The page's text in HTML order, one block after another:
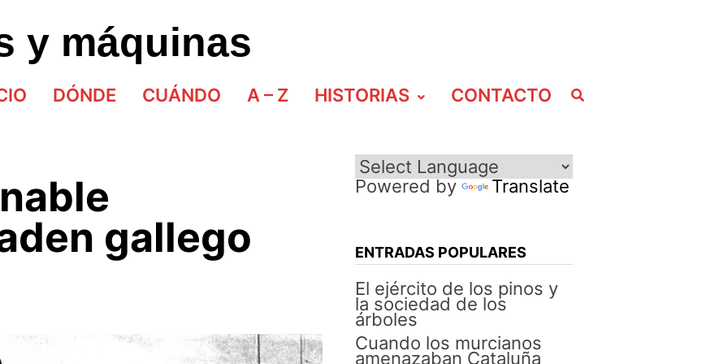
y máquinas
DÓNDE CUÁNDO A – Z HISTORIAS CONTACTO
gallego
Powered by Translate
ENTRADAS POPULARES
El ejército de los pinos y
la sociedad de los
árboles
Cuando los murcianos
amenazaban Cataluña